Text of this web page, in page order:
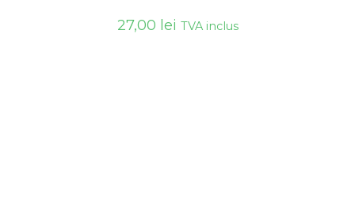
27,00 lei TVA inclus